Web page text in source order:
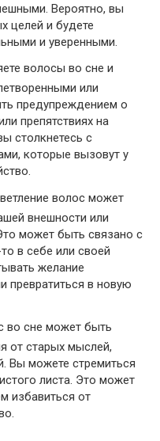
Вероятно, вы
целей и будете
и уверенными.
волосы во сне и
или
предупреждением о
препятствиях на
столкнетесь с
которые вызовут у
волос может
внешности или
может быть связано с
в себе или своей
желание
превратиться в новую
во сне может быть
от старых мыслей,
Вы можете стремиться
листа. Это может
избавиться от